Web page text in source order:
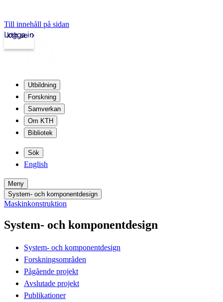
Till innehåll på sidan
kth.se
Logga in
Utbildning
Forskning
Samverkan
Om KTH
Bibliotek
Sök
English
Meny
System- och komponentdesign
Maskinkonstruktion
System- och komponentdesign
System- och komponentdesign
Forskningsområden
Pågående projekt
Avslutade projekt
Publikationer